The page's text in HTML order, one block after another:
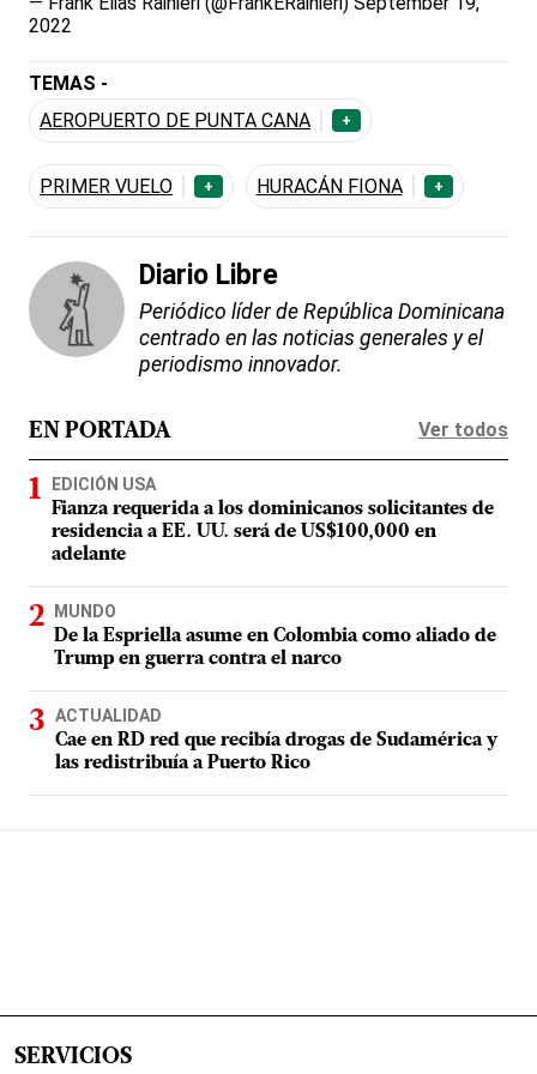
2022
TEMAS -
AEROPUERTO DE PUNTA CANA
+
PRIMER VUELO + HURACÁN FIONA +
Diario Libre
Periódico líder de República Dominicana
centrado en las noticias generales y el
periodismo innovador.
EN PORTADA Ver todos
EDICIÓN USA
Fianza requerida a los dominicanos solicitantes de
residencia a EE. UU. será de US$100,000 en
adelante
MUNDO
De la Espriella asume en Colombia como aliado de
Trump en guerra contra el narco
ACTUALIDAD
Cae en RD red que recibía drogas de Sudamérica y
las redistribuía a Puerto Rico
SERVICIOS